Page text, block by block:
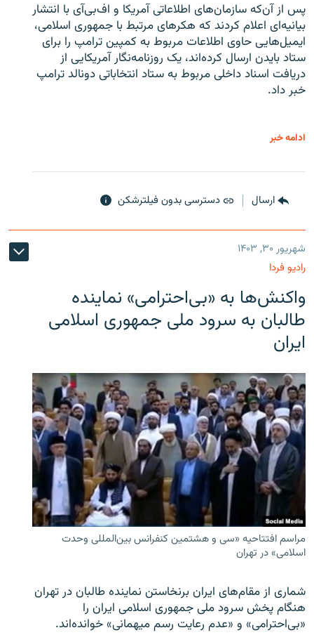
پس از آن‌که سازمان‌های اطلاعاتی آمریکا و اف‌بی‌آی با انتشار
بیانیه‌ای اعلام کردند که هکرهای مرتبط با جمهوری اسلامی،
ایمیل‌هایی حاوی اطلاعات مربوط به کمپین ترامپ را برای
ستاد بایدن ارسال کرده‌اند، یک روزنامه‌نگار آمریکایی از
دریافت اسناد داخلی مربوط به ستاد انتخاباتی دونالد ترامپ
خبر داد.
ادامه خبر
ارسال دسترسی بدون فیلترشکن
شهریور ۳۰, ۱۴۰۳
رادیو فردا
واکنش‌ها به «بی‌احترامی» نماینده
طالبان به سرود ملی جمهوری اسلامی
ایران
مراسم افتتاحیه «سی و هشتمین کنفرانس بین‌المللی وحدت
اسلامی» در تهران
شماری از مقام‌های ایران برنخاستن نماینده طالبان در تهران
هنگام پخش سرود ملی جمهوری اسلامی ایران را
«بی‌احترامی» و «عدم رعایت رسم میهمانی» خوانده‌اند.